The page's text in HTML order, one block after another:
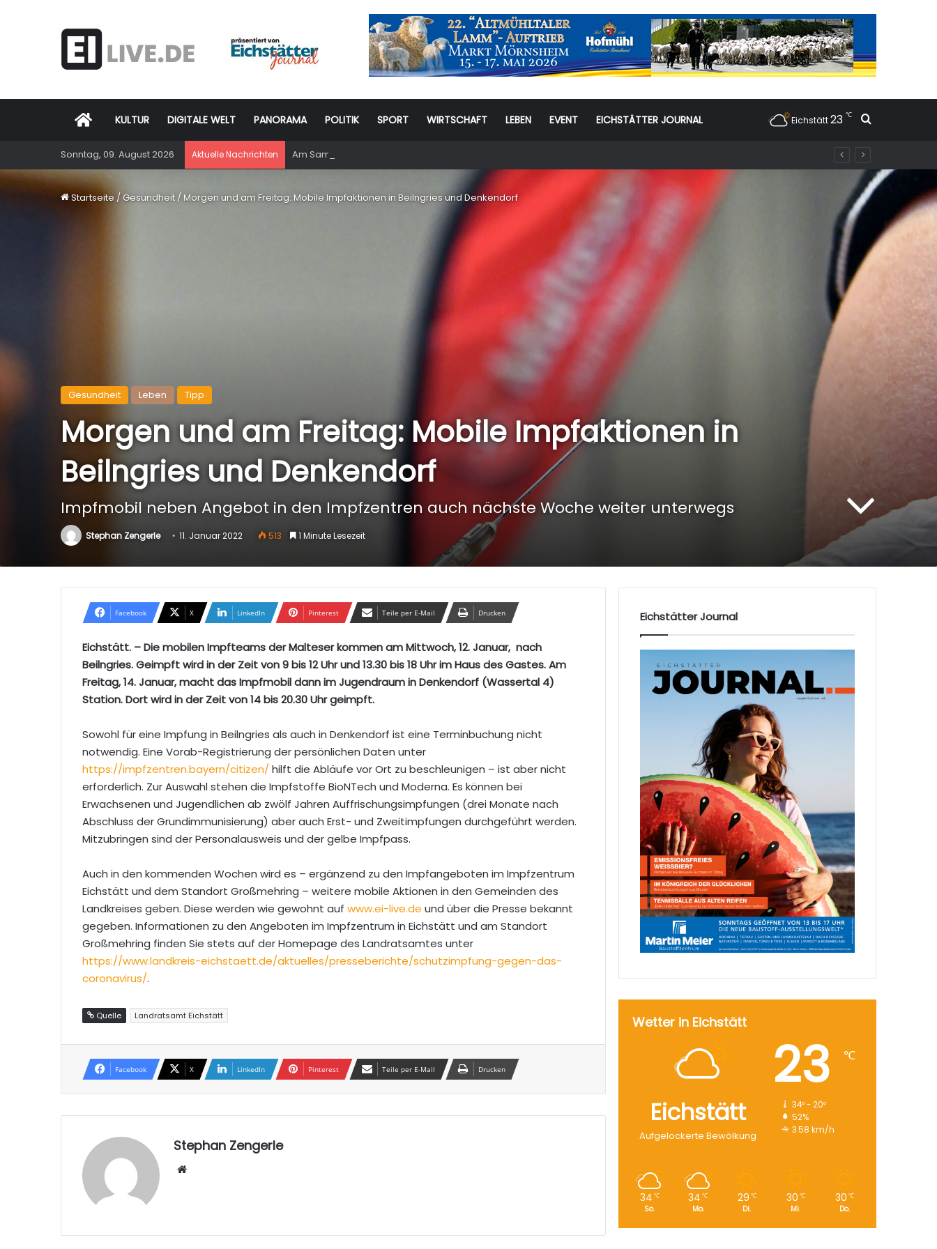
Startseite
KULTUR DIGITALE WELT PANORAMA POLITIK SPORT WIRTSCHAFT LEBEN EVENT EICHSTÄTTER JOURNAL Eichstätt23 ℃ Suchen
Sonntag, 09. August 2026 Aktuelle Nachrichten Am Samstag: 6. Eichstätter Kinder- und Jugendtag – für ganze Familie
Startseite /Gesundheit / Morgen und am Freitag: Mobile Impfaktionen in Beilngries und Denkendorf
Gesundheit Leben Tipp
Morgen und am Freitag: Mobile Impfaktionen in
Beilngries und Denkendorf
Impfmobil neben Angebot in den Impfzentren auch nächste Woche weiter unterwegs
Stephan Zengerle 11. Januar 2022 513 1 Minute Lesezeit
Facebook X LinkedIn Pinterest Teile per E-Mail Drucken
Eichstätt. – Die mobilen Impfteams der Malteser kommen am Mittwoch, 12. Januar, nach
Beilngries. Geimpft wird in der Zeit von 9 bis 12 Uhr und 13.30 bis 18 Uhr im Haus des Gastes. Am
Freitag, 14. Januar, macht das Impfmobil dann im Jugendraum in Denkendorf (Wassertal 4)
Station. Dort wird in der Zeit von 14 bis 20.30 Uhr geimpft.
Sowohl für eine Impfung in Beilngries als auch in Denkendorf ist eine Terminbuchung nicht
notwendig. Eine Vorab-Registrierung der persönlichen Daten unter
https://impfzentren.bayern/citizen/hilft die Abläufe vor Ort zu beschleunigen – ist aber nicht
erforderlich. Zur Auswahl stehen die Impfstoffe BioNTech und Moderna. Es können bei
Erwachsenen und Jugendlichen ab zwölf Jahren Auffrischungsimpfungen (drei Monate nach
Abschluss der Grundimmunisierung) aber auch Erst- und Zweitimpfungen durchgeführt werden.
Mitzubringen sind der Personalausweis und der gelbe Impfpass.
Auch in den kommenden Wochen wird es – ergänzend zu den Impfangeboten im Impfzentrum
Eichstätt und dem Standort Großmehring – weitere mobile Aktionen in den Gemeinden des
Landkreises geben. Diese werden wie gewohnt auf www.ei-live.de und über die Presse bekannt
gegeben. Informationen zu den Angeboten im Impfzentrum in Eichstätt und am Standort
Großmehring finden Sie stets auf der Homepage des Landratsamtes unter
https://www.landkreis-eichstaett.de/aktuelles/presseberichte/schutzimpfung-gegen-das-
coronavirus/.
Quelle Landratsamt Eichstätt
Facebook X LinkedIn Pinterest Teile per E-Mail Drucken
Stephan Zengerle
Eichstätter Journal
Wetter in Eichstätt
Eichstätt
Aufgelockerte Bewölkung
23 ℃
34º - 20º
52%
3.58 km/h
34 ℃
So.
34 ℃
Mo.
29 ℃
Di.
30 ℃
Mi.
30 ℃
Do.